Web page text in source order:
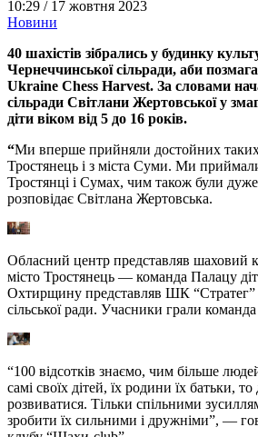
10:29 / 17 жовтня 2023
Новини
40 шахістів зібрались у будинку
Чернеччинської сільради, аби
Ukraine Chess Harvest. За словами
сільради Світлани Жертовської у
діти віком від 5 до 16 років.
“Ми вперше прийняли достойних таких
Тростянець і з міста Суми. Ми
Тростянці і Сумах, чим також були
розповідає Світлана Жертовська.
Обласний центр представляв шаховий
місто Тростянець — команда Палацу
Охтирщину представляв ШК “Стратег”
сільської ради. Учасники грали
“100 відсотків знаємо, чим більше
самі своїх дітей, їх родини їх батьки, то
розвиватися. Тільки спільними
зробити їх сильними і дружніми”, —